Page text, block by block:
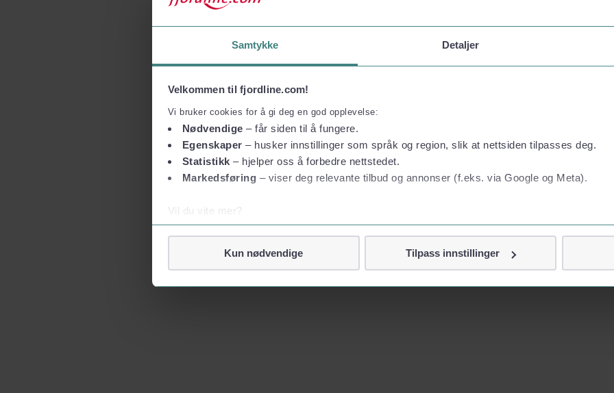
Samtykke Detaljer
Velkommen til fjordline.com!
Vi bruker cookies for å gi deg en god opplevelse:
Nødvendige – får siden til å fungere.
Egenskaper – husker innstillinger som språk og region, slik at nettsiden tilpasses deg.
Statistikk – hjelper oss å forbedre nettstedet.
Markedsføring – viser deg relevante tilbud og annonser (f.eks. via Google og Meta).
Vil du vite mer?
Om informasjonskapsler
Kun nødvendige Tilpass innstillinger